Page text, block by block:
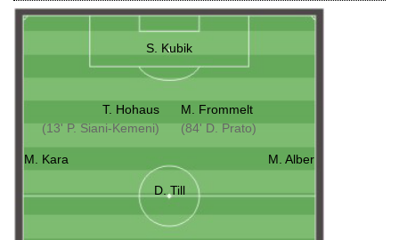
S. Kubik
T. Hohaus
(13' P. Siani-Kemeni)
M. Frommelt
(84' D. Prato)
M. Kara M. Alber
D. Till